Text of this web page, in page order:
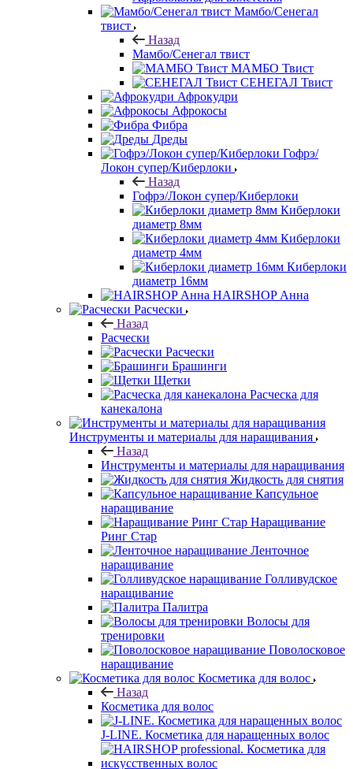
Мамбо/Сенегал
твист
Назад
Мамбо/Сенегал твист
МАМБО Твист
СЕНЕГАЛ Твист
Афрокудри
Афрокосы
Фибра
Дреды
Гофрэ/
Локон супер/Киберлоки
Назад
Гофрэ/Локон супер/Киберлоки
Киберлоки
диаметр 8мм
Киберлоки
диаметр 4мм
Киберлоки
диаметр 16мм
HAIRSHOP Анна
Расчески
Назад
Расчески
Расчески
Брашинги
Щетки
Расческа для
канекалона
Инструменты и материалы для наращивания
Назад
Инструменты и материалы для наращивания
Жидкость для снятия
Капсульное
наращивание
Наращивание
Ринг Стар
Ленточное
наращивание
Голливудское
наращивание
Палитра
Волосы для
тренировки
Поволосковое
наращивание
Косметика для волос
Назад
Косметика для волос
J-LINE. Косметика для наращенных волос